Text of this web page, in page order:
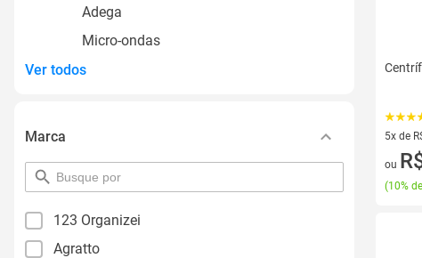
Adega
Micro-ondas
Ver todos
Marca
pesquisar
por
123 Organizei
Agratto
5x de
5 vez
ou
(10%